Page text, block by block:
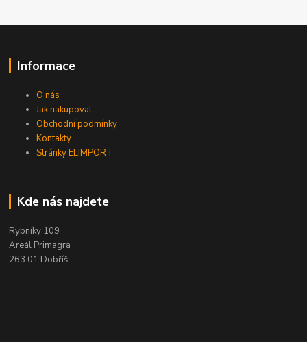
Informace
O nás
Jak nakupovat
Obchodní podmínky
Kontakty
Stránky ELIMPORT
Kde nás najdete
Rybníky 109
Areál Primagra
263 01 Dobříš